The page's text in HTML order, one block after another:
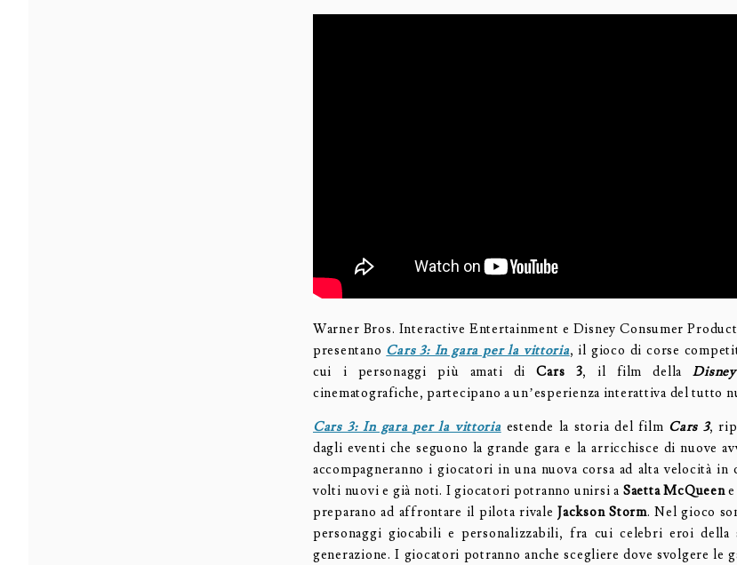
Warner Bros. Interactive Entertainment e Disney Consumer
presentano Cars 3: In gara per la vittoria, il gioco di corse
cui i personaggi più amati diCars 3, il film della
cinematografiche, partecipano a un’esperienza interattiva del tutto
Cars 3: In gara per la vittoria estende la storia del film Cars 3,
dagli eventi che seguono la grande gara e la arricchisce di nuove
accompagneranno i giocatori in una nuova corsa ad alta velocità
volti nuovi e già noti. I giocatori potranno unirsi a Saetta McQueen
preparano ad affrontare il pilota rivaleJackson Storm. Nel gioco
personaggi giocabili e personalizzabili, fra cui celebri eroi
generazione. I giocatori potranno anche scegliere dove svolgere le